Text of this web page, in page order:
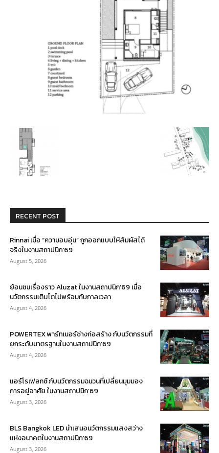
RECENT POST
Rinnai เมื่อ “ความอบอุ่น” ถูกออกแบบให้สัมผัสได้
จริงในงานสถาปนิก’69
August 5, 2026
ย้อนชมเรื่องราว Aluzat ในงานสถาปนิก’69 เมื่อ
นวัตกรรมเติบโตไปพร้อมกับกาลเวลา
August 4, 2026
POWERTEX พาร์ทเนอร์ช่างก่อสร้าง กับนวัตกรรมที่
ยกระดับมาตรฐานในงานสถาปนิก’69
August 4, 2026
แอร์โรเฟลกซ์ กับนวัตกรรมฉนวนที่เปลี่ยนมุมมอง
การอยู่อาศัย ในงานสถาปนิก’69
August 3, 2026
BLS Bangkok LED นำเสนอนวัตกรรมแสงสว่าง
แห่งอนาคตในงานสถาปนิก’69
August 3, 2026